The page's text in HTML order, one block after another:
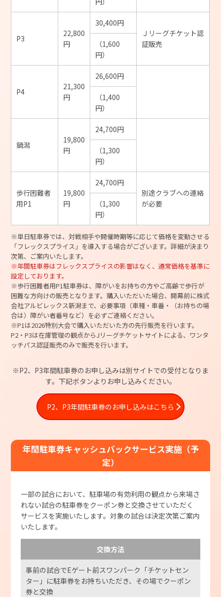
P3
22,800
円
30,400円
Ｊリーグチケット認
証販売
（1,600
円）
P4
21,300
円
26,600円
（1,400
円）
鍋潟
19,800
円
24,700円
（1,300
円）
歩行困難者
用P1
19,800
円
24,700円
別途クラブへの連絡
が必要
（1,300
円）
※単日駐車券では、対戦相手や開催時期等に応じて価格を変動させる
「フレックスプライス」を導入する場合がございます。詳細が決まり
次第、ご案内いたします。
※年間駐車券はフレックスプライスの影響はなく、通常価格を基準に
設定しております。
※歩行困難者用P1駐車券は、障がいをお持ちの方やご高齢で歩行が
困難な方向けの販売となります。購入いただいた場合、開幕前に株式
会社アルビレックス新潟まで、必要事項（車種・車番・（お持ちの場
合は）障がい者番号など）を必ずご連絡ください。
※P1は2026特別大会で購入いただいた方の先行販売を行います。
P2・P3は在庫管理の観点からJリーグチケットサイトによる、ワンタ
ッチパス認証販売のみで販売を行います。
※P2、P3年間駐車券のお申し込みは別サイトでの受付となりま
す。下記ボタンよりお申し込みください。
P2、P3年間駐車券のお申し込みはこちら
年間駐車券キャッシュバックサービス実施（予
定）
一部の試合において、駐車場の有効利用の観点から来場さ
れない試合の駐車券をクーポン券と交換させていただく
サービスを実施いたします。対象の試合は決定次第ご案内
いたします。
交換方法
事前の試合でEゲート前スワンパーク「チケットセン
ター」に駐車券をお持ちいただき、その場でクーポン
券と交換